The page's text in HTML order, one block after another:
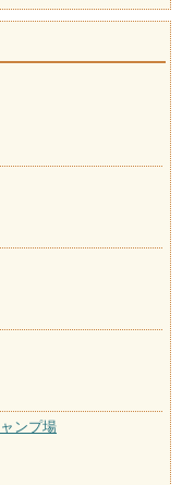
ンプ場